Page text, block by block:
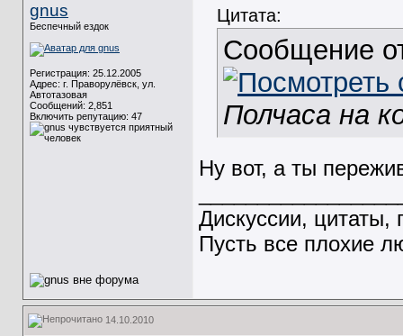
gnus
Беспечный ездок
Регистрация: 25.12.2005
Адрес: г. Праворулёвск, ул.
Автотазовая
Сообщений: 2,851
Включить репутацию: 47
Цитата:
Сообщение
Полчаса на
Ну вот, а ты
Дискуссии, цитаты,
Пусть все плохие
14.10.2010